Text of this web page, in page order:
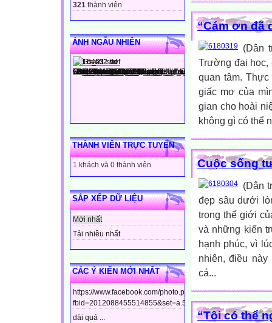
321 thành viên
ẢNH NGẪU NHIÊN
THÀNH VIÊN TRỰC TUYẾN
1 khách và 0 thành viên
SẮP XẾP DỮ LIỆU
Mới nhất
Tải nhiều nhất
CÁC Ý KIẾN MỚI NHẤT
https://www.facebook.com/photo.php?
dài quá ...
“Cám ơn đã
(Dân
Trường đại học,
quan tâm.
giấc mơ của
gian cho hoài
không gì có thể
Cuộc sống
(Dân
đẹp sâu dưới
trong thế giới
và những kiến
hạnh phúc, vì
nhiên, điều
cá...
“Tôi có thể